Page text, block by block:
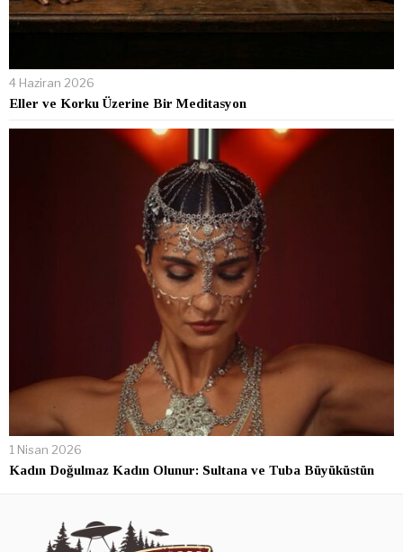
4 Haziran 2026
Eller ve Korku Üzerine Bir Meditasyon
1 Nisan 2026
Kadın Doğulmaz Kadın Olunur: Sultana ve Tuba Büyüküstün